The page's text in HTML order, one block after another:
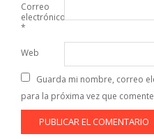
Correo
electrónico
*
Web
Guarda mi nombre, correo
para la próxima vez que